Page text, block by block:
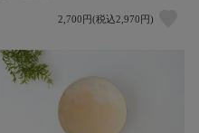
2,700円(税込2,970円)